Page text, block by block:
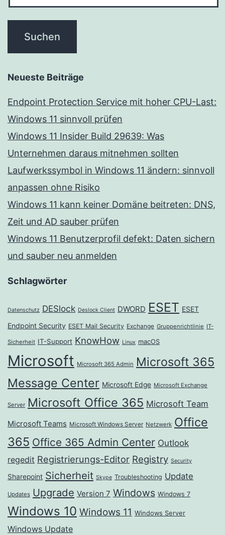
Neueste Beiträge
Endpoint Protection Service mit hoher CPU-Last:
Windows 11 sinnvoll prüfen
Windows 11 Insider Build 29639: Was
Unternehmen daraus mitnehmen sollten
Laufwerkssymbol in Windows 11 ändern: sinnvoll
anpassen ohne Risiko
Windows 11 kann keiner Domäne beitreten: DNS,
Zeit und AD sauber prüfen
Windows 11 Benutzerprofil defekt: Daten sichern
und sauber neu anmelden
Schlagwörter
Datenschutz DESlock Deslock Client DWORD ESET ESET
Endpoint Security ESET Mail Security Exchange Gruppenrichtlinie IT-
Sicherheit IT-Support KnowHow Linux macOS
Microsoft Microsoft 365 Admin Microsoft 365
Message Center Microsoft Edge Microsoft Exchange
Server Microsoft Office 365 Microsoft Team
Microsoft Teams Microsoft Windows Server Netzwerk Office
365 Office 365 Admin Center Outlook
regedit Registrierungs-Editor Registry Security
Sharepoint Sicherheit Skype Troubleshooting Update
Updates Upgrade Version 7 Windows Windows 7
Windows 10 Windows 11 Windows Server
Windows Update